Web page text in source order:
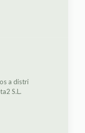
a distri
S.L.